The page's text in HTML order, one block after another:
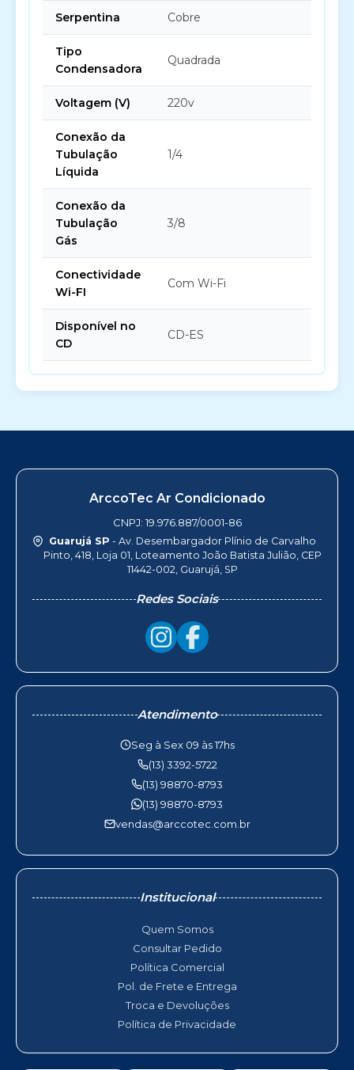
Serpentina Cobre
Tipo
Condensadora
Quadrada
Voltagem (V) 220v
Conexão da
Tubulação
Líquida
1/4
Conexão da
Tubulação
Gás
3/8
Conectividade
Wi-FI
Com Wi-Fi
Disponível no
CD
CD-ES
ArccoTec Ar Condicionado
CNPJ: 19.976.887/0001-86
Guarujá SP - Av. Desembargador Plínio de Carvalho
Pinto, 418, Loja 01, Loteamento João Batista Julião, CEP
11442-002, Guarujá, SP
Redes Sociais
Atendimento
Seg à Sex 09 às 17hs
(13) 3392-5722
(13) 98870-8793
(13) 98870-8793
vendas@arccotec.com.br
Institucional
Quem Somos
Consultar Pedido
Política Comercial
Pol. de Frete e Entrega
Troca e Devoluções
Política de Privacidade